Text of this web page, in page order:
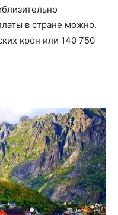
в стране можно.
крон или 140 750